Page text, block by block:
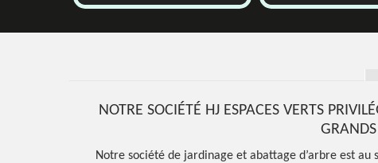
NOTRE SOCIÉTÉ HJ ESPACES VERTS
Notre société de jardinage et abattage d’arbre est